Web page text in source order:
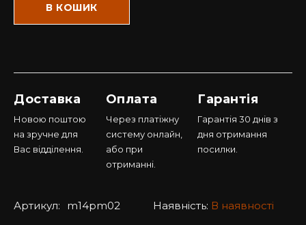
В КОШИК
Доставка
Новою поштою
на зручне для
Вас відділення.
Оплата
Через платіжну
систему онлайн,
або при
отриманні.
Гарантія
Гарантія 30 днів з
дня отримання
посилки.
Артикул: m14pm02 Наявність: В наявності